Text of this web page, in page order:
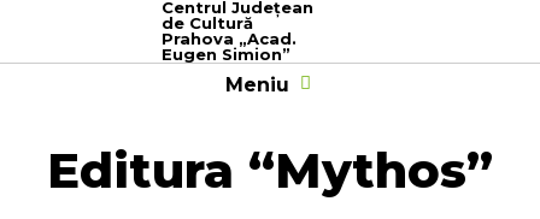
Centrul Judeţean
de Cultură
Prahova „Acad.
Eugen Simion”
Meniu
Editura “Mythos”